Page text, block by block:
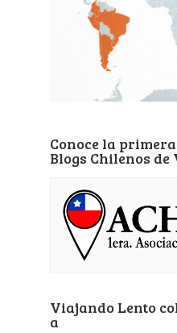
Conoce la
Blogs Chilenos de
Viajando Lento
a